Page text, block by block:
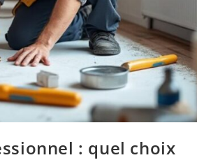
: quel choix